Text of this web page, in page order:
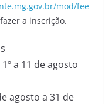
mod/fee
a inscrição.
1º a 11 de agosto
agosto a 31 de